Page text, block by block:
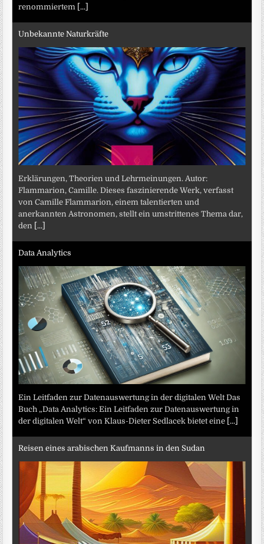
renommiertem [...]
Unbekannte Naturkräfte
Erklärungen, Theorien und Lehrmeinungen. Autor:
Flammarion, Camille. Dieses faszinierende Werk, verfasst
von Camille Flammarion, einem talentierten und
anerkannten Astronomen, stellt ein umstrittenes Thema dar,
den [...]
Data Analytics
Ein Leitfaden zur Datenauswertung in der digitalen Welt Das
Buch „Data Analytics: Ein Leitfaden zur Datenauswertung in
der digitalen Welt“ von Klaus-Dieter Sedlacek bietet eine [...]
Reisen eines arabischen Kaufmanns in den Sudan